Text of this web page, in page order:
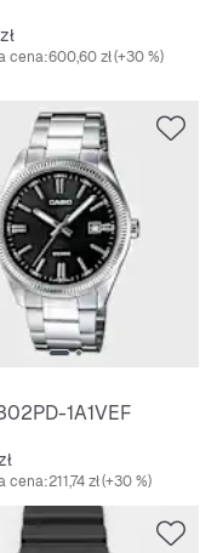
cena:600,60 zł(+30 %)
1A1VEF
cena:211,74 zł(+30 %)